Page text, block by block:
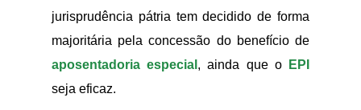
jurisprudência pátria tem decidido de forma
majoritária pela concessão do benefício de
aposentadoria especial , ainda que o
EPI
seja eficaz.